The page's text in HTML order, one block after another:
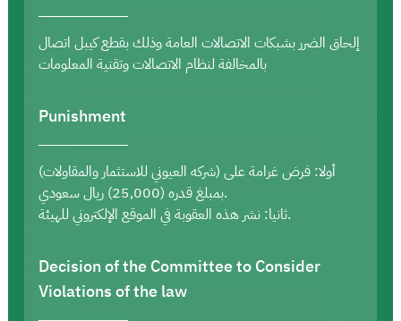
إلحاق الضرر بشبكات الاتصالات العامة وذلك بقطع كيبل اتصال
بالمخالفة لنظام الاتصالات وتقنية المعلومات
Punishment
أولا: فرض غرامة على (شركه العيوني للاستثمار والمقاولات)
بمبلغ قدره (25,000) ريال سعودي.
ثانيا: نشر هذه العقوبة في الموقع الإلكتروني للهيئة.
Decision of the Committee to Consider
Violations of the law